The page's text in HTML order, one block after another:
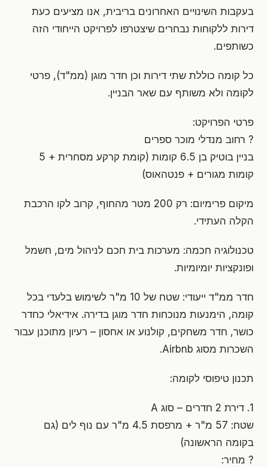
בעקבות השינויים האחרונים בריבית, אנו מציעים כעת
דירות ללקוחות נבחרים שיצטרפו לפרויקט הייחודי הזה
כשותפים.
כל קומה כוללת שתי דירות וכן חדר מוגן (ממ"ד), פרטי
לקומה ולא משותף עם שאר הבניין.
פרטי הפרויקט:
? רחוב מנדלי מוכר ספרים
בניין בוטיק בן 6.5 קומות (קומת קרקע מסחרית + 5
קומות מגורים + פנטהאוס)
מיקום פרימיום: רק 200 מטר מהחוף, קרוב לקו הרכבת
הקלה העתידי.
טכנולוגיה חכמה: מערכות בית חכם לניהול מים, חשמל
ופונקציות יומיומיות.
חדר ממ"ד ייעודי: שטח של 10 מ"ר לשימוש בלעדי בכל
קומה, הימנעות מנוכחות חדר מוגן בדירה. אידיאלי כחדר
כושר, חדר משחקים, קולנוע או אחסון – רעיון מתוכנן עבור
השכרות מסוג Airbnb.
תכנון טיפוסי לקומה:
1. דירת 2 חדרים – סוג A
שטח: 57 מ"ר + מרפסת 4.5 מ"ר עם נוף לים (גם
בקומה הראשונה)
? מחיר: